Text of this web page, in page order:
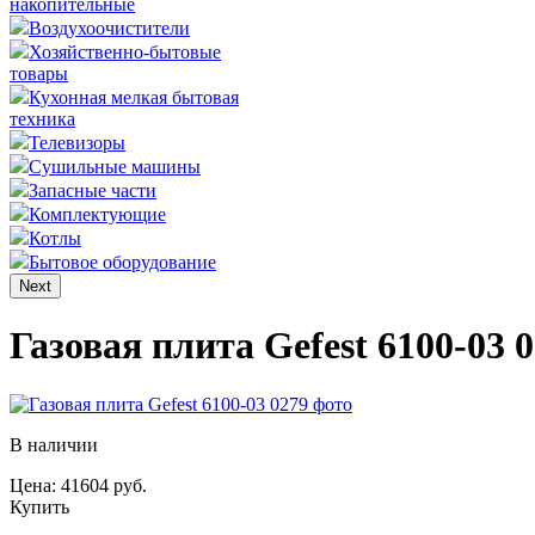
накопительные
Воздухоочистители
Хозяйственно-бытовые
товары
Кухонная мелкая бытовая
техника
Телевизоры
Сушильные машины
Запасные части
Комплектующие
Котлы
Бытовое оборудование
Next
Газовая плита Gefest 6100-03
В наличии
Цена: 41604 руб.
Купить